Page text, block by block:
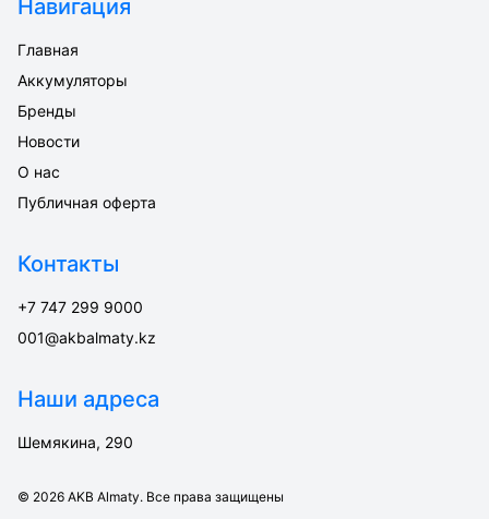
Навигация
Главная
Аккумуляторы
Бренды
Новости
О нас
Публичная оферта
Контакты
+7 747 299 9000
001@akbalmaty.kz
Наши адреса
Шемякина, 290
© 2026 AKB Almaty. Все права защищены